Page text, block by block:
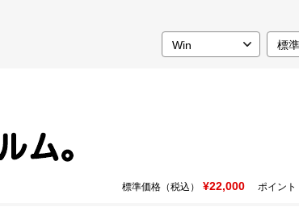
標準価格（税込） ¥22,000 ポイント